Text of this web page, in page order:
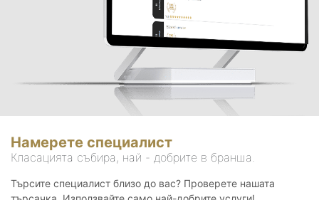
Намерете специалист
Класацията събира, най - добрите в бранша.
Търсите специалист близо до вас? Проверете нашата